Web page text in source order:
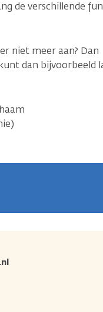
de verschillende
niet meer aan? Dan
dan bijvoorbeeld